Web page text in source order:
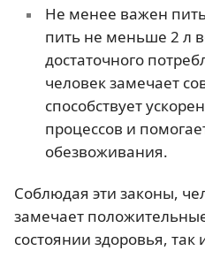
Не менее важен
пить не меньше 2 л
достаточного
человек замечает
способствует
процессов и
обезвоживания.
Соблюдая эти законы,
замечает
состоянии здоровья,